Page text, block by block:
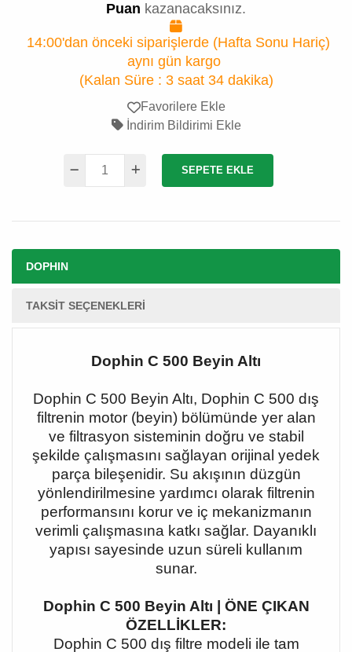
Puan kazanacaksınız.
14:00'dan önceki siparişlerde (Hafta Sonu Hariç)
aynı gün kargo
(Kalan Süre : 3 saat 34 dakika)
Favorilere Ekle
İndirim Bildirimi Ekle
SEPETE EKLE
DOPHIN
TAKSIT SEÇENEKLERI
Dophin C 500 Beyin Altı
Dophin C 500 Beyin Altı, Dophin C 500 dış
filtrenin motor (beyin) bölümünde yer alan
ve filtrasyon sisteminin doğru ve stabil
şekilde çalışmasını sağlayan orijinal yedek
parça bileşenidir. Su akışının düzgün
yönlendirilmesine yardımcı olarak filtrenin
performansını korur ve iç mekanizmanın
verimli çalışmasına katkı sağlar. Dayanıklı
yapısı sayesinde uzun süreli kullanım
sunar.
Dophin C 500 Beyin Altı | ÖNE ÇIKAN
ÖZELLİKLER:
Dophin C 500 dış filtre modeli ile tam